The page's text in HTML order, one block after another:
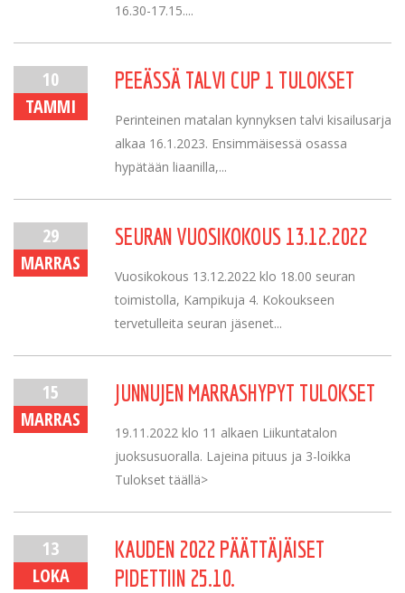
16.30-17.15....
10
TAMMI
PEEÄSSÄ TALVI CUP 1 TULOKSET
Perinteinen matalan kynnyksen talvi kisailusarja
alkaa 16.1.2023. Ensimmäisessä osassa
hypätään liaanilla,...
29
MARRAS
SEURAN VUOSIKOKOUS 13.12.2022
Vuosikokous 13.12.2022 klo 18.00 seuran
toimistolla, Kampikuja 4. Kokoukseen
tervetulleita seuran jäsenet...
15
MARRAS
JUNNUJEN MARRASHYPYT TULOKSET
19.11.2022 klo 11 alkaen Liikuntatalon
juoksusuoralla. Lajeina pituus ja 3-loikka
Tulokset täällä>
13
LOKA
KAUDEN 2022 PÄÄTTÄJÄISET
PIDETTIIN 25.10.